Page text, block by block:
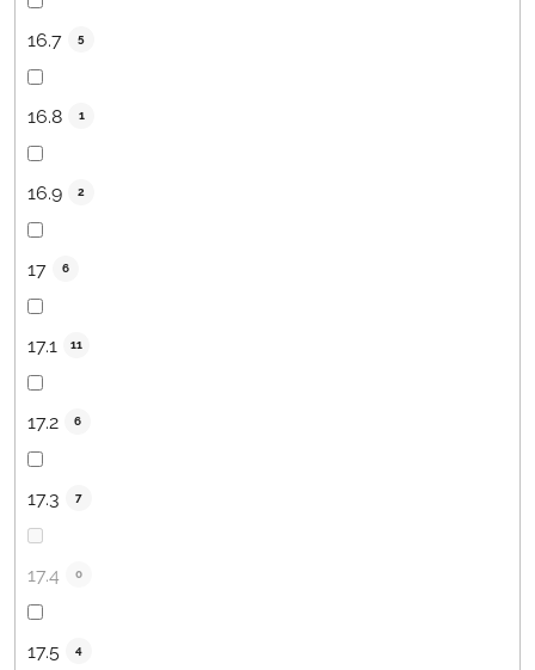
16.7 5
16.8 1
16.9 2
17 6
17.1 11
17.2 6
17.3 7
17.4 0
17.5 4